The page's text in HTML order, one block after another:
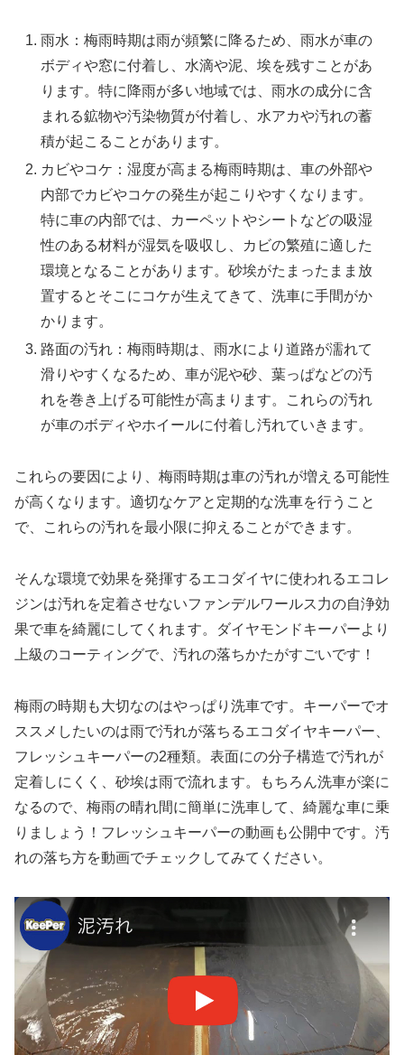
雨水：梅雨時期は雨が頻繁に降るため、雨水が車の
ボディや窓に付着し、水滴や泥、埃を残すことがあ
ります。特に降雨が多い地域では、雨水の成分に含
まれる鉱物や汚染物質が付着し、水アカや汚れの蓄
積が起こることがあります。
カビやコケ：湿度が高まる梅雨時期は、車の外部や
内部でカビやコケの発生が起こりやすくなります。
特に車の内部では、カーペットやシートなどの吸湿
性のある材料が湿気を吸収し、カビの繁殖に適した
環境となることがあります。砂埃がたまったまま放
置するとそこにコケが生えてきて、洗車に手間がか
かります。
路面の汚れ：梅雨時期は、雨水により道路が濡れて
滑りやすくなるため、車が泥や砂、葉っぱなどの汚
れを巻き上げる可能性が高まります。これらの汚れ
が車のボディやホイールに付着し汚れていきます。
これらの要因により、梅雨時期は車の汚れが増える可能性
が高くなります。適切なケアと定期的な洗車を行うこと
で、これらの汚れを最小限に抑えることができます。
そんな環境で効果を発揮するエコダイヤに使われるエコレ
ジンは汚れを定着させないファンデルワールス力の自浄効
果で車を綺麗にしてくれます。ダイヤモンドキーパーより
上級のコーティングで、汚れの落ちかたがすごいです！
梅雨の時期も大切なのはやっぱり洗車です。キーパーでオ
ススメしたいのは雨で汚れが落ちるエコダイヤキーパー、
フレッシュキーパーの2種類。表面にの分子構造で汚れが
定着しにくく、砂埃は雨で流れます。もちろん洗車が楽に
なるので、梅雨の晴れ間に簡単に洗車して、綺麗な車に乗
りましょう！フレッシュキーパーの動画も公開中です。汚
れの落ち方を動画でチェックしてみてください。